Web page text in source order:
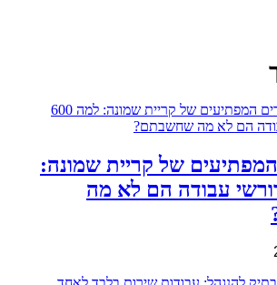
של קריית שמונה:
600 דורשי עבודה הם לא מה